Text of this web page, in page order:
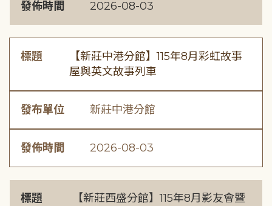
發佈時間 2026-08-03
標題
【新莊中港分館】115年8月彩虹故事
屋與英文故事列車
發布單位 新莊中港分館
發佈時間 2026-08-03
標題
【新莊西盛分館】115年8月影友會暨